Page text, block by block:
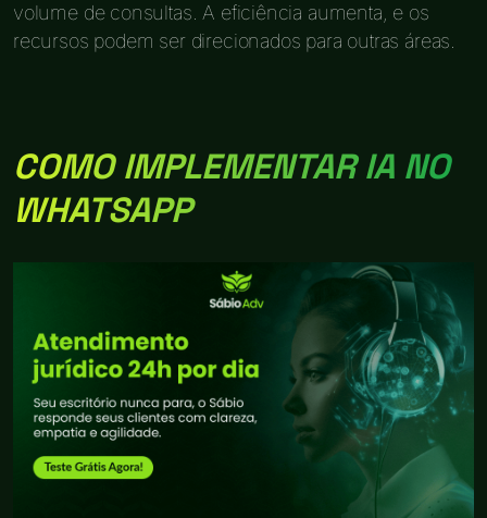
volume de consultas. A eficiência aumenta, e os
recursos podem ser direcionados para outras áreas.
COMO IMPLEMENTAR IA NO
WHATSAPP